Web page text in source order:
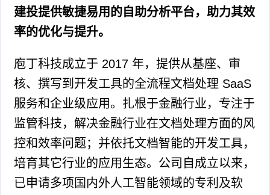
建投提供敏捷易用的自助分析平台，助力其效
率的优化与提升。
庖丁科技成立于 2017 年，提供从基座、审
核、撰写到开发工具的全流程文档处理 SaaS
服务和企业级应用。扎根于金融行业，专注于
监管科技，解决金融行业在文档处理方面的风
控和效率问题；并依托文档智能的开发工具，
培育其它行业的应用生态。公司自成立以来，
已申请多项国内外人工智能领域的专利及软